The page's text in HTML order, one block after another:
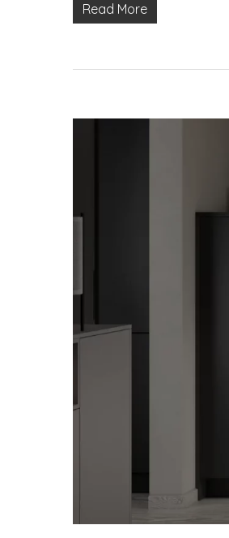
Read More